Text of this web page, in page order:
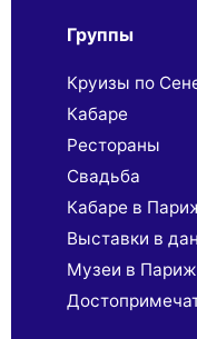
Группы
Круизы по
Кабаре
Рестораны
Свадьба
Кабаре в
Выставки в
Музеи в